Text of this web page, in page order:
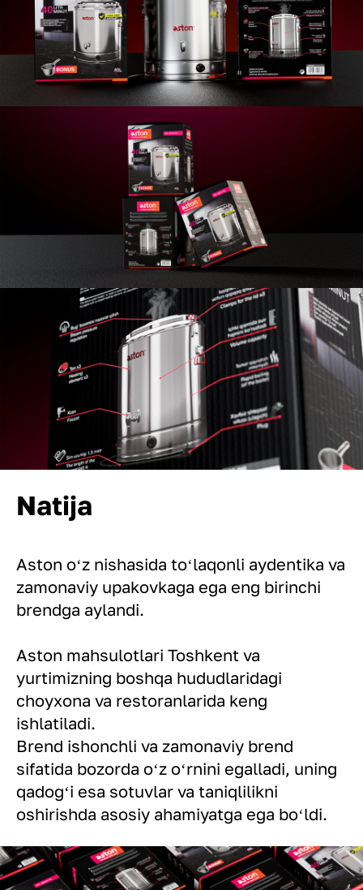
Natija
Aston oʻz nishasida toʻlaqonli aydentika va
zamonaviy upakovkaga ega eng birinchi
brendga aylandi.
Aston mahsulotlari Toshkent va
yurtimizning boshqa hududlaridagi
choyxona va restoranlarida keng
ishlatiladi.
Brend ishonchli va zamonaviy brend
sifatida bozorda oʻz oʻrnini egalladi, uning
qadogʻi esa sotuvlar va taniqlilikni
oshirishda asosiy ahamiyatga ega boʻldi.